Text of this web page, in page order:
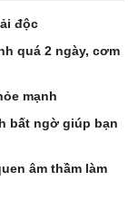
độc
quá 2 ngày, cơm
mạnh
bất ngờ giúp bạn
âm thầm làm